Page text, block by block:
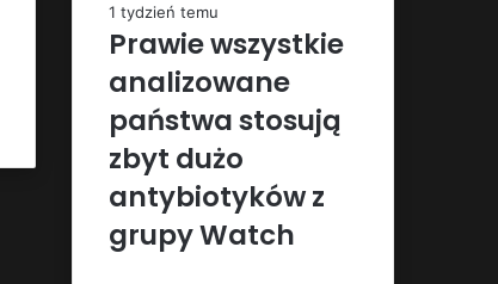
1 tydzień temu
Prawie wszystkie
analizowane
państwa stosują
zbyt dużo
antybiotyków z
grupy Watch